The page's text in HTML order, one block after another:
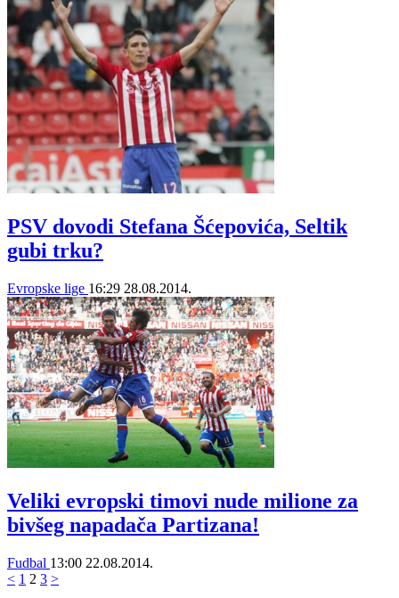
PSV dovodi Stefana Šćepovića, Seltik
gubi trku?
Evropske lige 16:29 28.08.2014.
Veliki evropski timovi nude milione za
bivšeg napadača Partizana!
Fudbal 13:00 22.08.2014.
< 1 2 3 >